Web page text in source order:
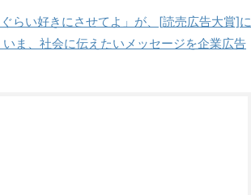
らい好きにさせてよ」が、[読売広告大賞]に
ま、社会に伝えたいメッセージを企業広告